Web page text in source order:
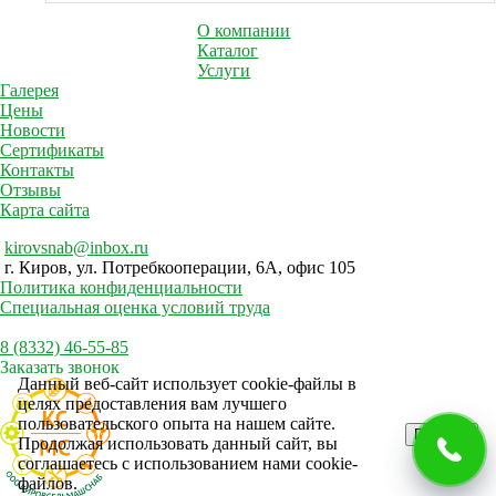
О компании
Каталог
Услуги
Галерея
Цены
Новости
Сертификаты
Контакты
Отзывы
Карта сайта
kirovsnab@inbox.ru
г. Киров, ул. Потребкооперации, 6А, офис 105
Политика конфиденциальности
Специальная оценка условий труда
8 (8332) 46-55-85
Заказать звонок
Данный веб-сайт использует cookie-файлы в
целях предоставления вам лучшего
пользовательского опыта на нашем сайте.
Продолжая использовать данный сайт, вы
соглашаетесь с использованием нами cookie-
файлов.
Принять